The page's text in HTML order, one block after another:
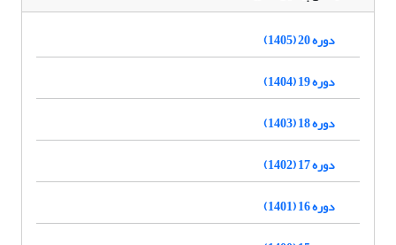
دوره 20 (1405)
دوره 19 (1404)
دوره 18 (1403)
دوره 17 (1402)
دوره 16 (1401)